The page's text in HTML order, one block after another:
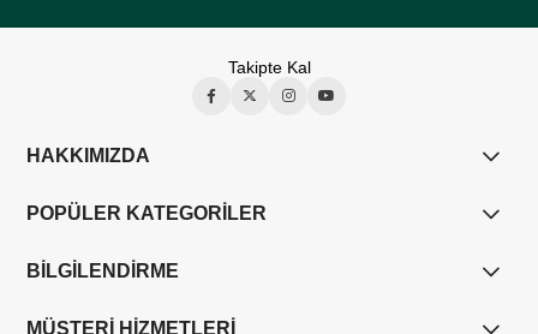
Takipte Kal
HAKKIMIZDA
POPÜLER KATEGORİLER
BİLGİLENDİRME
MÜŞTERİ HİZMETLERİ